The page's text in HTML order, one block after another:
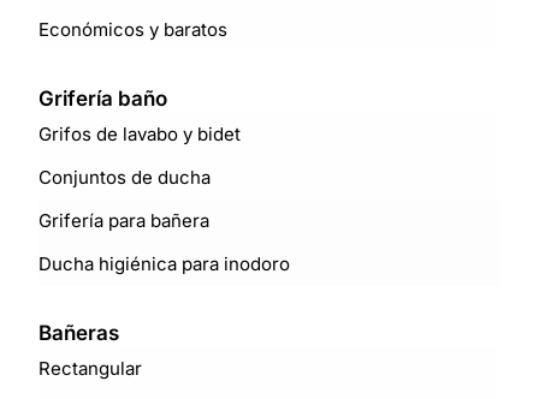
Económicos y baratos
Grifería baño
Grifos de lavabo y bidet
Conjuntos de ducha
Grifería para bañera
Ducha higiénica para inodoro
Bañeras
Rectangular